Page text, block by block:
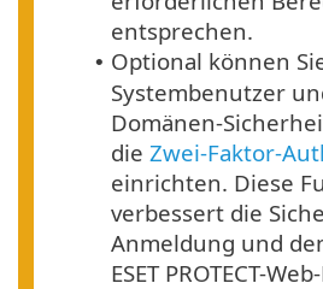
entsprechen.
• Optional können
Systembenutzer
Domänen-
die Zwei-Faktor-
einrichten. Diese
verbessert die
Anmeldung und
ESET PROTECT-